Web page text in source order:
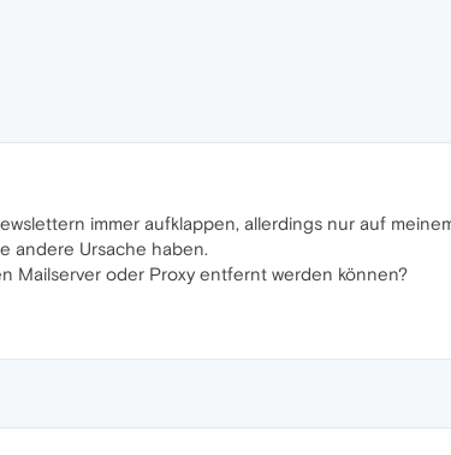
immer aufklappen, allerdings nur auf
andere Ursache haben.
Mailserver oder Proxy entfernt werden können?